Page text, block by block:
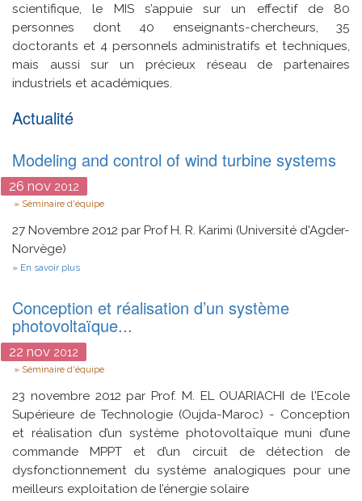
scientifique, le MIS s’appuie sur un effectif de 80
personnes dont 40 enseignants-chercheurs, 35
doctorants et 4 personnels administratifs et techniques,
mais aussi sur un précieux réseau de partenaires
industriels et académiques.
Actualité
Modeling and control of wind turbine systems
26 nov 2012
Type
Séminaire d'équipe
27 Novembre 2012 par Prof H. R. Karimi (Université d'Agder-
Norvège)
En savoir plus
control
of
wind
turbine
Conception et réalisation d’un système
photovoltaïque...
22 nov 2012
Type
Séminaire d'équipe
23 novembre 2012 par Prof. M. EL OUARIACHI de l'Ecole
Supérieure de Technologie (Oujda-Maroc) - Conception
et réalisation d’un système photovoltaïque muni d’une
commande MPPT et d’un circuit de détection de
dysfonctionnement du système analogiques pour une
meilleurs exploitation de l’énergie solaire